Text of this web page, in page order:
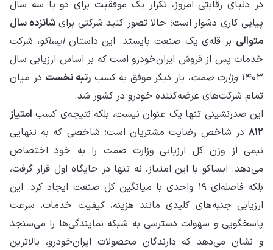
در دنیای رقابتی امروز، تکرار یک موفقیت برای دو یا سه سال
پیاپی کاری دشوار است؛ حالا تصور کنید شرکتی برایشانزده سال
متوالی بر قله‌ی یک صنعت بایستد. این داستانایساکو، شرکت
خدمات پس از فروش ایران‌خودرو است که بر اساس ارزیابی سال
۱۴۰۳ وزارت صمت، بار دیگر موفق به کسبرتبه نخست در میان
تمام شرکت‌های عرضه‌کننده خودرو در کشور شد.
این صدرنشینی تنها یک عنوان نیست، بلکه نتیجه‌ی کسب امتیاز
۸۱۲ در شاخص رضایت مشتریان است؛ شاخصی که به تنهایی
نیمی از وزن کل ارزیابی وزارت صمت را به خود اختصاص
می‌دهد. ایساکو با این امتیاز، نه تنها در جایگاه اول قرار گرفت،
بلکه فاصله‌ای ۱۹ واحدی با میانگین کل صنعت ایجاد کرد. این
ارزیابی جنبه‌های کلیدی مانند هزینه، کیفیت خدمات، سرعت
پاسخگویی و سهولت دسترسی به شبکه نمایندگی‌ها را می‌سنجد
و نشان می‌دهد که دارندگان محصولات ایران‌خودرو، بالاترین